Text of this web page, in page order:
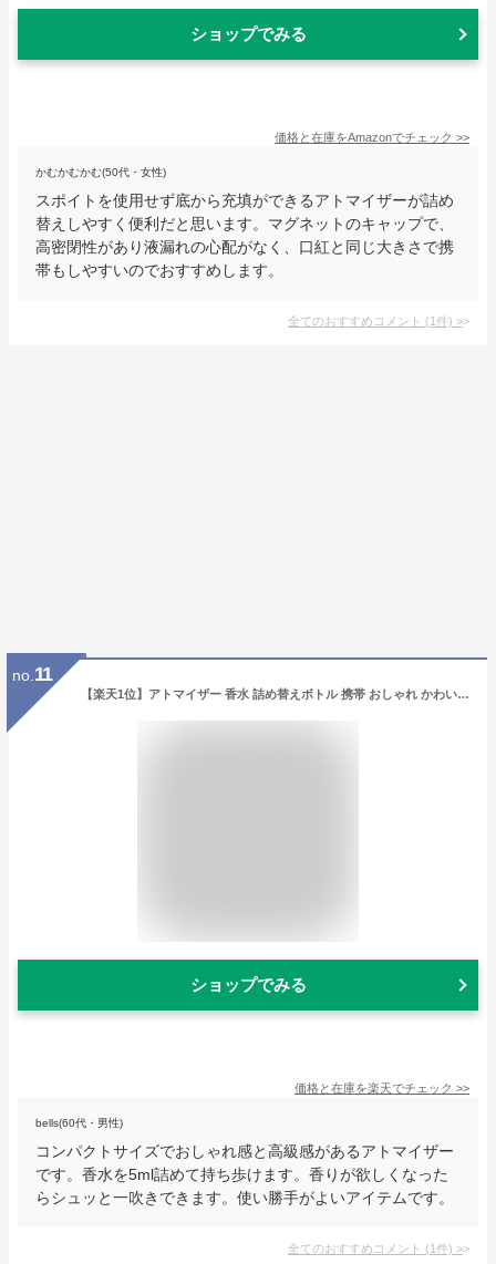
ショップでみる
価格と在庫をAmazonでチェック >>
かむかむかむ(50代・女性)
スポイトを使用せず底から充填ができるアトマイザーが詰め
替えしやすく便利だと思います。マグネットのキャップで、
高密閉性があり液漏れの心配がなく、口紅と同じ大きさで携
帯もしやすいのでおすすめします。
全てのおすすめコメント (1件) >
no. 11
【楽天1位】アトマイザー 香水 詰め替えボトル 携帯 おしゃれ かわいい コンパクト 旅行 パフューム コロン 高級感 マット 霧噴射 簡単 5ml
ショップでみる
価格と在庫を楽天でチェック >>
bells(60代・男性)
コンパクトサイズでおしゃれ感と高級感があるアトマイザー
です。香水を5ml詰めて持ち歩けます。香りが欲しくなった
らシュッと一吹きできます。使い勝手がよいアイテムです。
全てのおすすめコメント (1件) >